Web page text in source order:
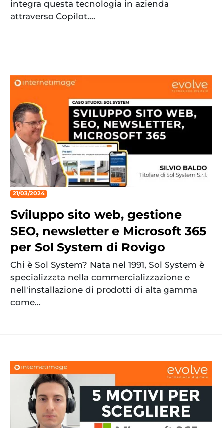
integra questa tecnologia in azienda
attraverso Copilot....
21/03/2024
Sviluppo sito web, gestione
SEO, newsletter e Microsoft 365
per Sol System di Rovigo
Chi è Sol System? Nata nel 1991, Sol System è
specializzata nella commercializzazione e
nell'installazione di prodotti di alta gamma
come...